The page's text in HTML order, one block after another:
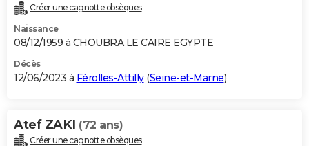
Créer une cagnotte obsèques
Naissance
08/12/1959 à CHOUBRA LE CAIRE EGYPTE
Décès
12/06/2023 à Férolles-Attilly(Seine-et-Marne)
Atef ZAKI (72 ans)
Créer une cagnotte obsèques